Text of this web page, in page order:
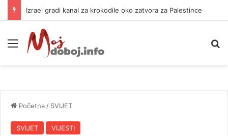
Izrael gradi kanal za krokodile oko zatvora za Palestince
Meni
Početna / SVIJET
SVIJET VIJESTI